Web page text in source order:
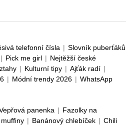
telefonní čísla | Slovník puberťáků
| Pick me girl | Nejtěžší české
| Kulturní tipy | Ajťák radí |
| Módní trendy 2026 | WhatsApp
panenka | Fazolky na
| Banánový chlebíček | Chili